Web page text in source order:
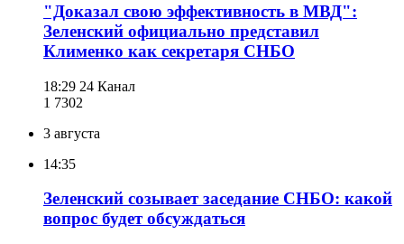
"Доказал свою эффективность в МВД":
Зеленский официально представил
Клименко как секретаря СНБО
18:29 24 Канал
1 7302
3 августа
14:35
Зеленский созывает заседание СНБО: какой
вопрос будет обсуждаться